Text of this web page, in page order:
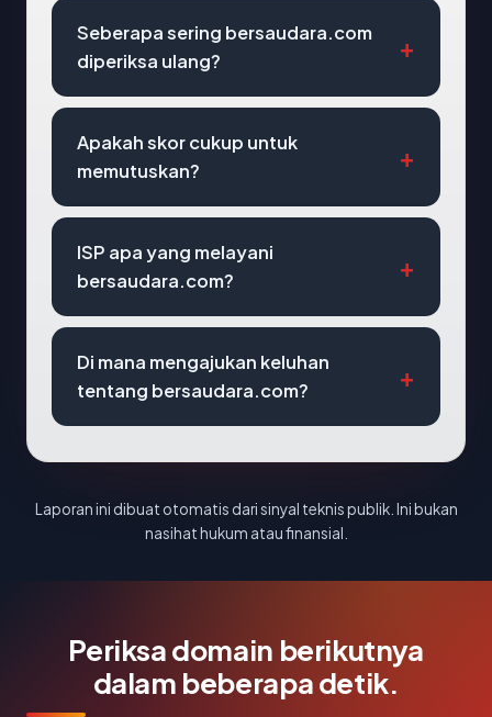
Seberapa sering bersaudara.com
diperiksa ulang?
Apakah skor cukup untuk
memutuskan?
ISP apa yang melayani
bersaudara.com?
Di mana mengajukan keluhan
tentang bersaudara.com?
Laporan ini dibuat otomatis dari sinyal teknis publik. Ini bukan
nasihat hukum atau finansial.
Periksa domain berikutnya
dalam beberapa detik.